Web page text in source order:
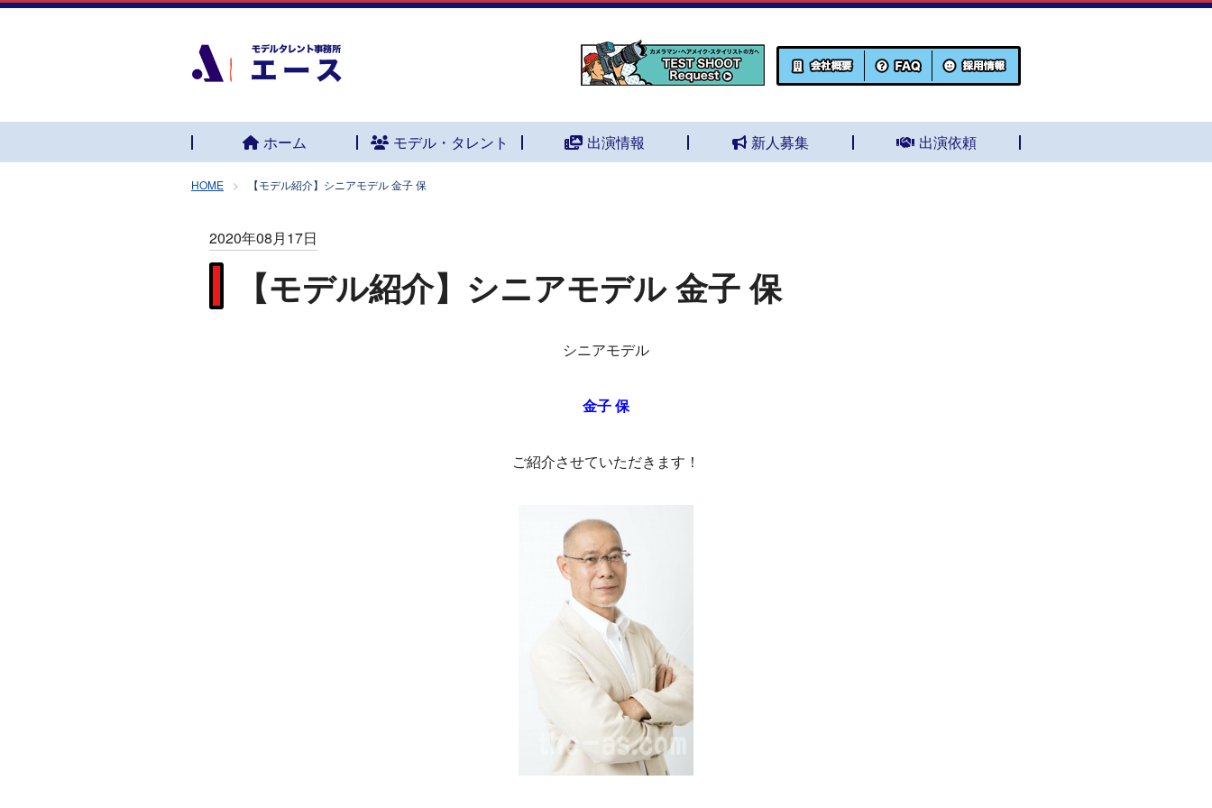
ホーム モデル・タレント 出演情報 新人募集 出演依頼
HOME 【モデル紹介】シニアモデル 金子 保
2020年08月17日
【モデル紹介】シニアモデル 金子 保
シニアモデル
金子 保
ご紹介させていただきます！